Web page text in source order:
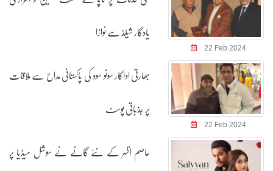
22 Feb 2024
یادگار شیلڈ سے نوازا
22 Feb 2024
بھارتی اداکار سونو سود کی پاکستانی مداح سے ملاقات
پر جذباتی پوسٹ
عاصم اظہر کے نئے گانے نے سوشل میڈیا پر